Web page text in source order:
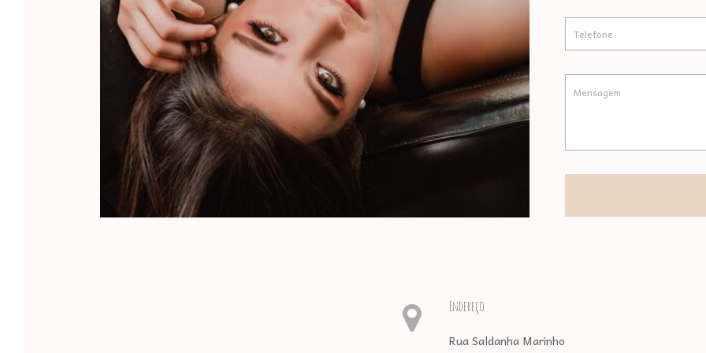
Endereço
Rua Saldanha Marinho